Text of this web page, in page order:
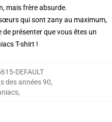
mais frère absurde.
qui sont zany au maximum,
présenter que vous êtes un
T-shirt !
DEFAULT
des années 90,
,